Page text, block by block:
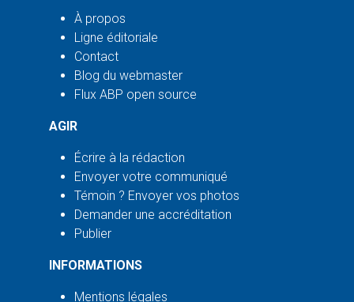
À propos
Ligne éditoriale
Contact
Blog du webmaster
Flux ABP open source
AGIR
Écrire à la rédaction
Envoyer votre communiqué
Témoin ? Envoyer vos photos
Demander une accréditation
Publier
INFORMATIONS
Mentions légales